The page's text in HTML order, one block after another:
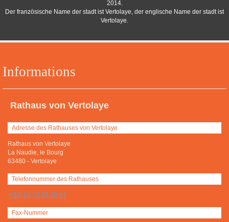
Informations
Rathaus von Vertolaye
Adresse des Rathauses von Vertolaye
Rathaus von Vertolaye
La Naudie, le Bourg
63480 - Vertolaye
Telefonnummer des Rathauses
+(33) 04 73 95 20 64
Fax-Nummer
2014.
Der französische Name der stadt ist Vertolaye, der englische Name der stadt ist
Vertolaye.